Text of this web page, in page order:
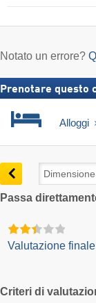
Notato un errore?
Prenotare questo
Alloggi
Passa
Valutazione finale
Criteri di